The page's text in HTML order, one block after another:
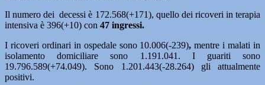
Il numero dei decessi è 172.568(+171), quello dei ricoveri in terapia
intensiva è 396(+10) con 47 ingressi.
I ricoveri ordinari in ospedale sono 10.006(-239), mentre i malati in
isolamento domiciliare sono 1.191.041. I guariti sono
19.796.589(+74.049). Sono 1.201.443(-28.264) gli attualmente
positivi.